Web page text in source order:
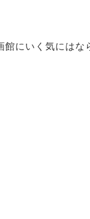
にいく気にはな